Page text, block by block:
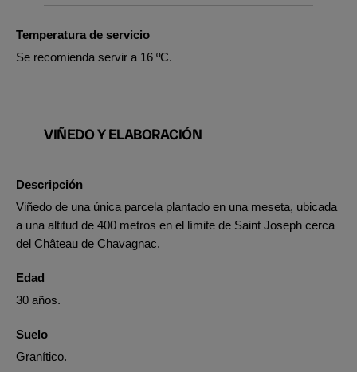
Temperatura de servicio
Se recomienda servir a 16 ºC.
VIÑEDO Y ELABORACIÓN
Descripción
Viñedo de una única parcela plantado en una meseta, ubicada
a una altitud de 400 metros en el límite de Saint Joseph cerca
del Château de Chavagnac.
Edad
30 años.
Suelo
Granítico.